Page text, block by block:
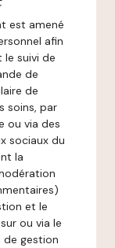
est amené
afin
le suivi de
de
de
soins, par
ou via des
sociaux du
la
et le
ou via le
de gestion